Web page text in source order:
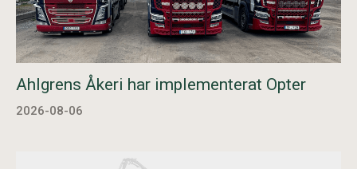
Ahlgrens Åkeri har implementerat Opter
2026-08-06